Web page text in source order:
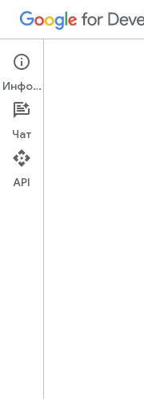
Информация
Чат
API